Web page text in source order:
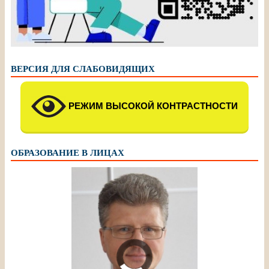
ВЕРСИЯ ДЛЯ СЛАБОВИДЯЩИХ
РЕЖИМ ВЫСОКОЙ КОНТРАСТНОСТИ
ОБРАЗОВАНИЕ В ЛИЦАХ